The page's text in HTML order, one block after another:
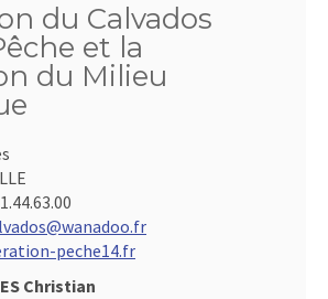
du Calvados
et la
du Milieu
peche14.fr
Christian